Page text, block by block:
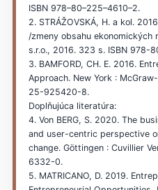
ISBN 978–80–225–4610–2.
2. STRÁŽOVSKÁ, H. a kol.
/zmeny obsahu ekonomických
s.r.o., 2016. 323 s. ISBN 978-
3. BAMFORD, CH. E. 2016.
Approach. New York :
25-925420-8.
Doplňujúca literatúra:
4. Von BERG, S. 2020. The
and user-centric perspective
change. Göttingen : Cuvillier
6332-0.
5. MATRICANO, D. 2019.